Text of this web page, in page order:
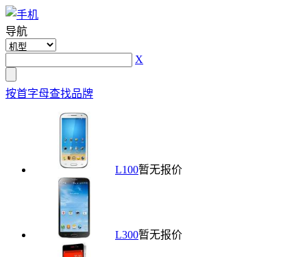
导航
X
按首字母查找品牌
L100暂无报价
L300暂无报价